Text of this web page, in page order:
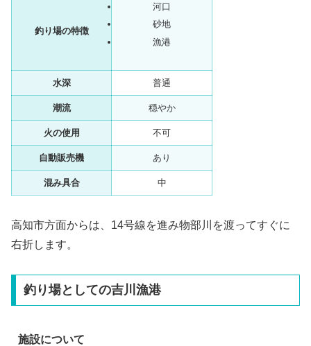
釣り場の特徴
河口
砂地
漁港
水深 普通
潮流 穏やか
火の使用 不可
自動販売機 あり
混み具合 中
高知市方面からは、14号線を進み物部川を渡ってすぐに
右折します。
釣り場としての吉川漁港
施設について